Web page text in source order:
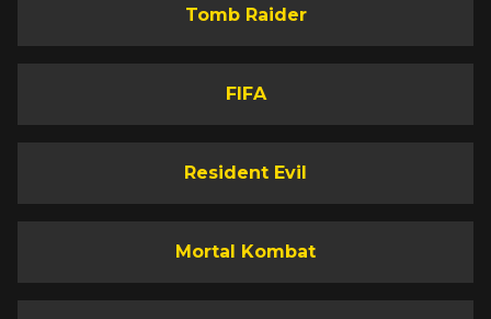
Tomb Raider
FIFA
Resident Evil
Mortal Kombat